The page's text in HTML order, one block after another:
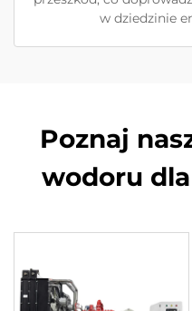
w dziedzinie
Poznaj
wodoru